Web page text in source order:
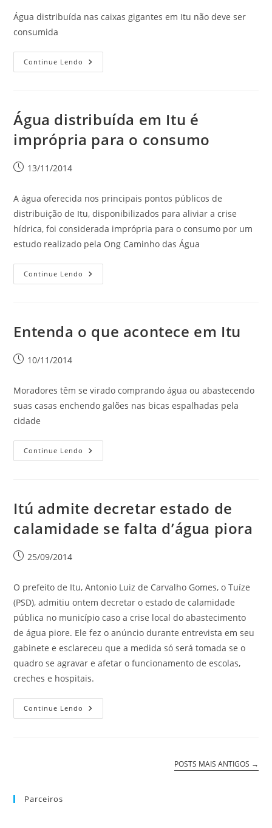
Água distribuída nas caixas gigantes em Itu não deve ser
consumida
Continue Lendo
Água distribuída em Itu é
imprópria para o consumo
13/11/2014
A água oferecida nos principais pontos públicos de
distribuição de Itu, disponibilizados para aliviar a crise
hídrica, foi considerada imprópria para o consumo por um
estudo realizado pela Ong Caminho das Água
Continue Lendo
Entenda o que acontece em Itu
10/11/2014
Moradores têm se virado comprando água ou abastecendo
suas casas enchendo galões nas bicas espalhadas pela
cidade
Continue Lendo
Itú admite decretar estado de
calamidade se falta d’água piora
25/09/2014
O prefeito de Itu, Antonio Luiz de Carvalho Gomes, o Tuíze
(PSD), admitiu ontem decretar o estado de calamidade
pública no município caso a crise local do abastecimento
de água piore. Ele fez o anúncio durante entrevista em seu
gabinete e esclareceu que a medida só será tomada se o
quadro se agravar e afetar o funcionamento de escolas,
creches e hospitais.
Continue Lendo
POSTS MAIS ANTIGOS →
Parceiros